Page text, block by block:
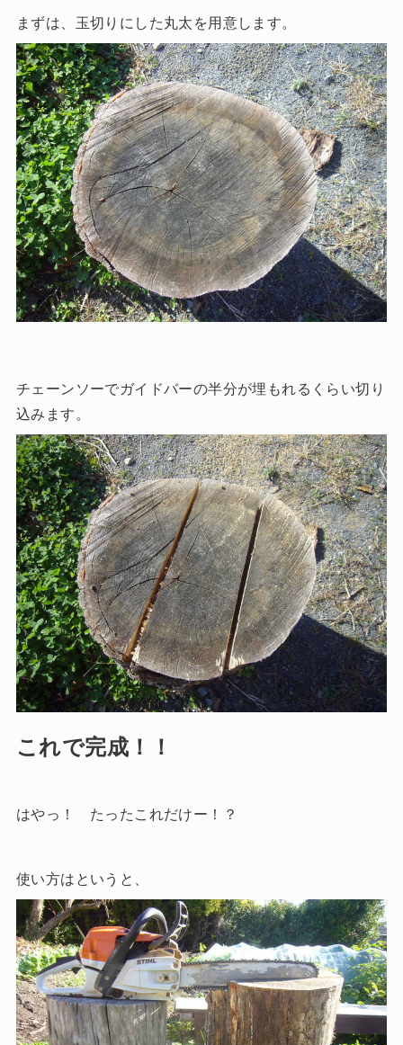
まずは、玉切りにした丸太を用意します。
チェーンソーでガイドバーの半分が埋もれるくらい切り
込みます。
これで完成！！
はやっ！ たったこれだけー！？
使い方はというと、